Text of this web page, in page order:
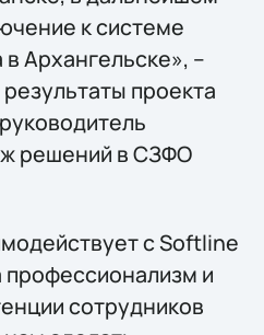
к системе
Архангельске», –
проекта
решений в СЗФО
с Softline
профессионализм и
сотрудников